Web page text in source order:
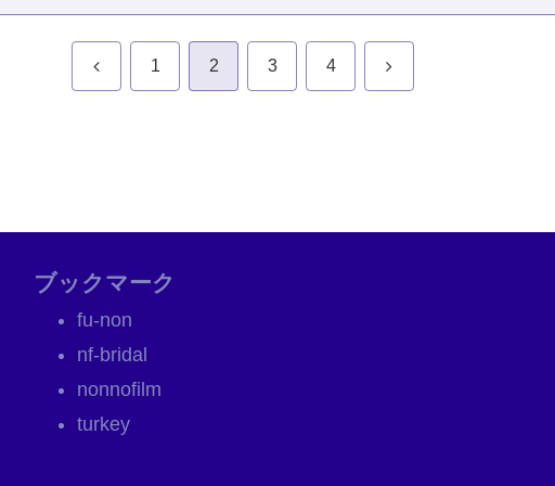
前 1 2 3 4 次
ブックマーク
fu-non
nf-bridal
nonnofilm
turkey